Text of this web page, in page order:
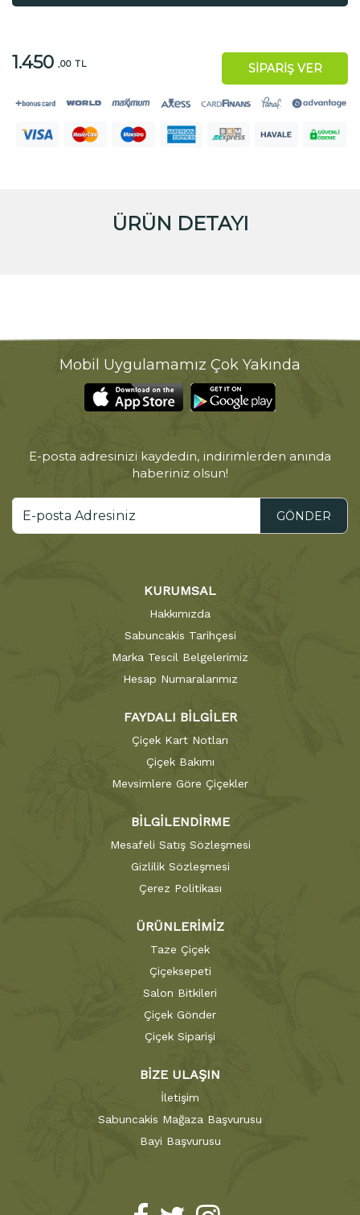
1.450 ,00 TL SİPARİŞ VER
ÜRÜN DETAYI
Mobil Uygulamamız Çok Yakında
E-posta adresinizi kaydedin, indirimlerden anında
haberiniz olsun!
GÖNDER
KURUMSAL
Hakkımızda
Sabuncakis Tarihçesi
Marka Tescil Belgelerimiz
Hesap Numaralarımız
FAYDALI BİLGİLER
Çiçek Kart Notları
Çiçek Bakımı
Mevsimlere Göre Çiçekler
BİLGİLENDİRME
Mesafeli Satış Sözleşmesi
Gizlilik Sözleşmesi
Çerez Politikası
ÜRÜNLERİMİZ
Taze Çiçek
Çiçeksepeti
Salon Bitkileri
Çiçek Gönder
Çiçek Siparişi
BİZE ULAŞIN
İletişim
Sabuncakis Mağaza Başvurusu
Bayi Başvurusu